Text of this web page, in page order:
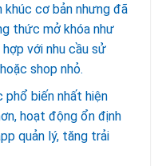
khúc cơ bản nhưng đã
thức mở khóa như
với nhu cầu sử
shop nhỏ.
phổ biến nhất hiện
hoạt động ổn định
quản lý, tăng trải